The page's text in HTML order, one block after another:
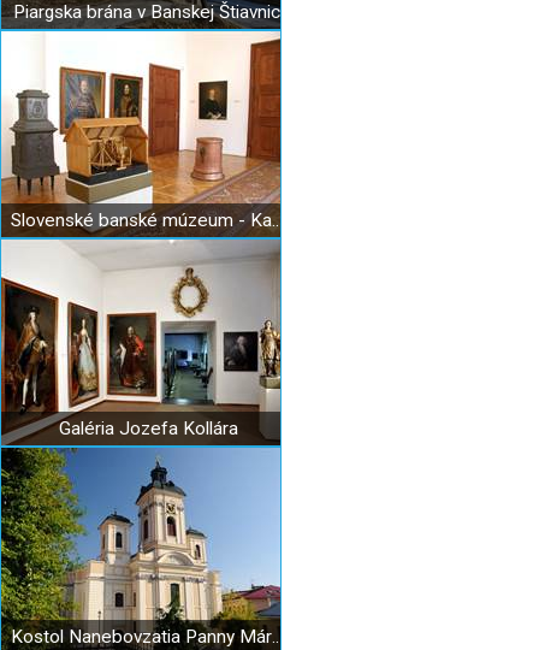
Piargska brána v Banskej Štiavnici
Slovenské banské múzeum - Kammerhof
Galéria Jozefa Kollára
Kostol Nanebovzatia Panny Márie v Banskej Štiavnici